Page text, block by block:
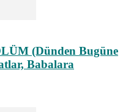
(Dünden Bugüne
Babalara